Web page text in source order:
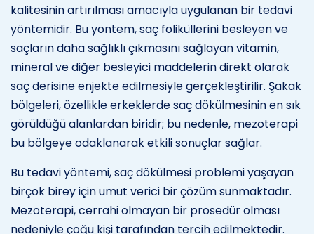
kalitesinin artırılması amacıyla uygulanan bir tedavi
yöntemidir. Bu yöntem, saç foliküllerini besleyen ve
saçların daha sağlıklı çıkmasını sağlayan vitamin,
mineral ve diğer besleyici maddelerin direkt olarak
saç derisine enjekte edilmesiyle gerçekleştirilir. Şakak
bölgeleri, özellikle erkeklerde saç dökülmesinin en sık
görüldüğü alanlardan biridir; bu nedenle, mezoterapi
bu bölgeye odaklanarak etkili sonuçlar sağlar.
Bu tedavi yöntemi, saç dökülmesi problemi yaşayan
birçok birey için umut verici bir çözüm sunmaktadır.
Mezoterapi, cerrahi olmayan bir prosedür olması
nedeniyle çoğu kişi tarafından tercih edilmektedir.